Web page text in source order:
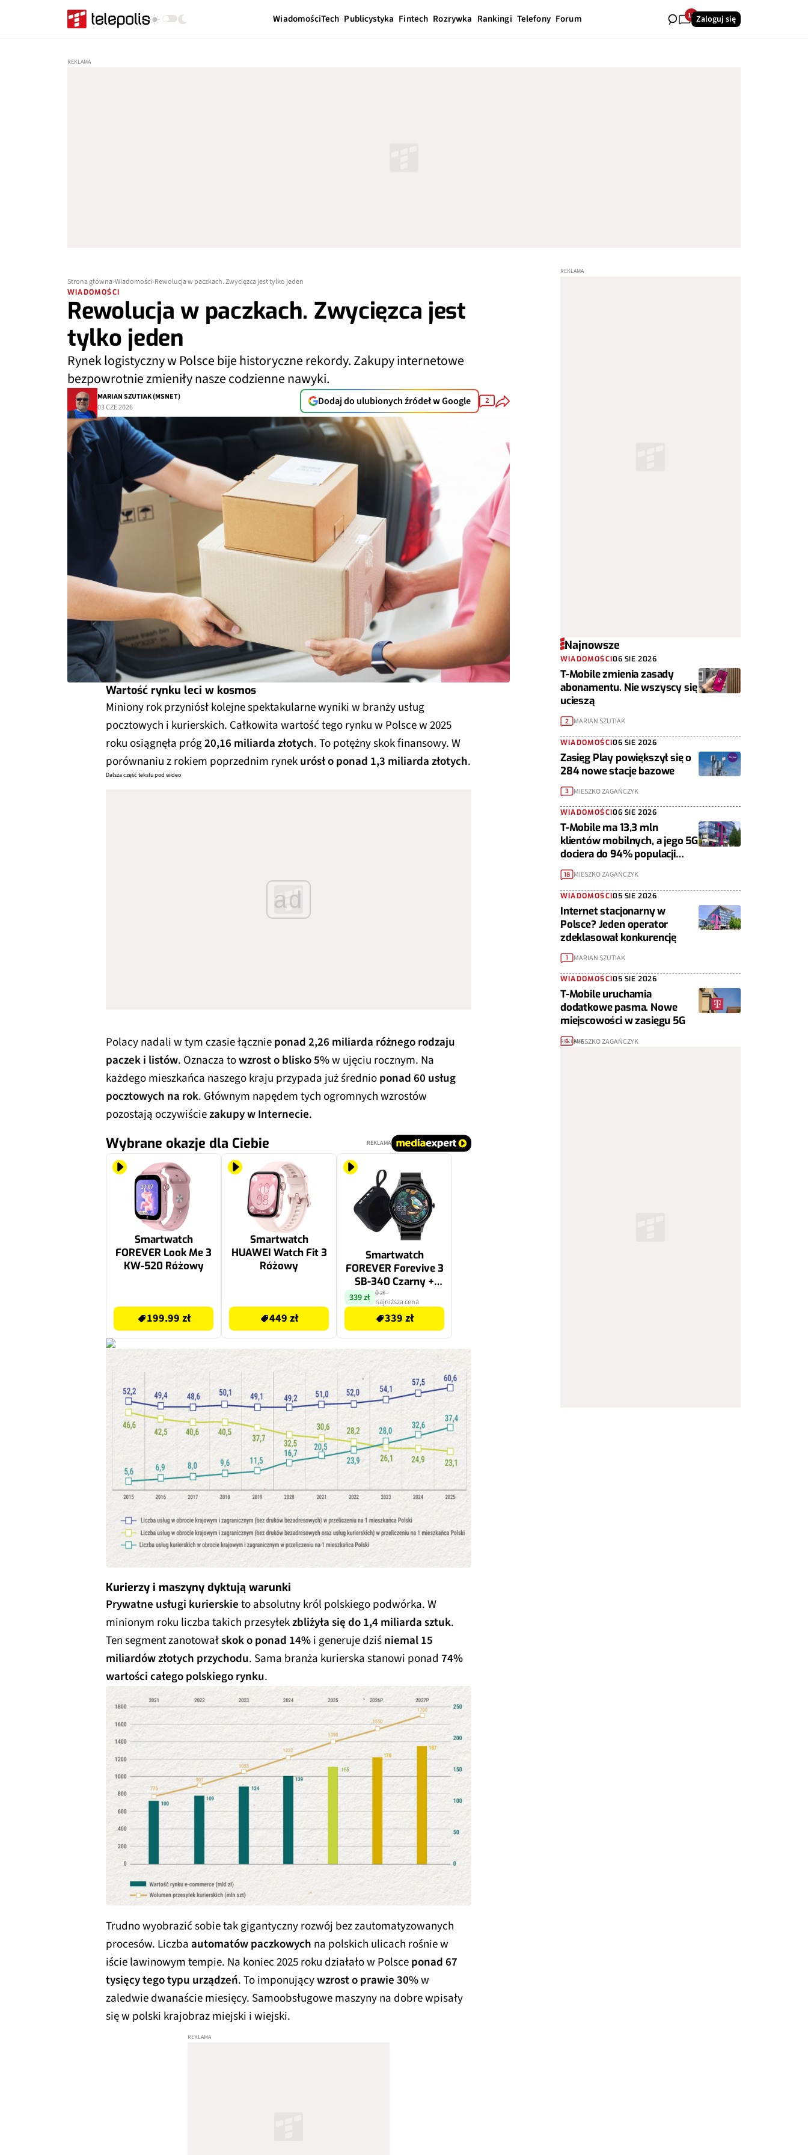
WiadomościTech Publicystyka Fintech Rozrywka Rankingi Telefony Forum 13Zaloguj się
Strona główna Wiadomości Rewolucja w paczkach. Zwycięzca jest tylko jeden
WIADOMOŚCI
Rewolucja w paczkach. Zwycięzca jest
tylko jeden
Rynek logistyczny w Polsce bije historyczne rekordy. Zakupy internetowe
bezpowrotnie zmieniły nasze codzienne nawyki.
MARIAN SZUTIAK (MSNET)
03 CZE 2026
Dodaj do ulubionych źródeł w Google 2
Wartość rynku leci w kosmos
Miniony rok przyniósł kolejne spektakularne wyniki w branży usług
pocztowych i kurierskich. Całkowita wartość tego rynku w Polsce w 2025
roku osiągnęła próg20,16 miliarda złotych. To potężny skok finansowy. W
porównaniu z rokiem poprzednim rynekurósł o ponad 1,3 miliarda złotych.
Dalsza część tekstu pod wideo
ad
Polacy nadali w tym czasie łącznieponad 2,26 miliarda różnego rodzaju
paczek i listów. Oznacza towzrost o blisko 5%w ujęciu rocznym. Na
każdego mieszkańca naszego kraju przypada już średnioponad 60 usług
pocztowych na rok. Głównym napędem tych ogromnych wzrostów
pozostają oczywiściezakupy w Internecie.
Wybrane okazje dla Ciebie REKLAMA
Smartwatch
FOREVER Look Me 3
KW-520 Różowy
199.99 zł
Smartwatch
HUAWEI Watch Fit 3
Różowy
449 zł
Smartwatch
FOREVER Forevive 3
SB-340 Czarny +
głośnik bluetooth
3W
339 zł 0 zł-
najniższa cena
339 zł
Kurierzy i maszyny dyktują warunki
Prywatne usługi kurierskieto absolutny król polskiego podwórka. W
minionym roku liczba takich przesyłekzbliżyła się do 1,4 miliarda sztuk.
Ten segment zanotowałskok o ponad 14%i generuje dziśniemal 15
miliardów złotych przychodu. Sama branża kurierska stanowi ponad 74%
wartości całego polskiego rynku.
Trudno wyobrazić sobie tak gigantyczny rozwój bez zautomatyzowanych
procesów. Liczbaautomatów paczkowych na polskich ulicach rośnie w
iście lawinowym tempie. Na koniec 2025 roku działało w Polsceponad 67
tysięcy tego typu urządzeń. To imponującywzrost o prawie 30%w
zaledwie dwanaście miesięcy. Samoobsługowe maszyny na dobre wpisały
się w polski krajobraz miejski i wiejski.
Najnowsze
WIADOMOŚCI06 SIE 2026
T-Mobile zmienia zasady
abonamentu. Nie wszyscy się
ucieszą
2 MARIAN SZUTIAK
WIADOMOŚCI06 SIE 2026
Zasięg Play powiększył się o
284 nowe stacje bazowe
3 MIESZKO ZAGAŃCZYK
WIADOMOŚCI06 SIE 2026
T-Mobile ma 13,3 mln
klientów mobilnych, a jego 5G
dociera do 94% populacji
Polski
18 MIESZKO ZAGAŃCZYK
WIADOMOŚCI05 SIE 2026
Internet stacjonarny w
Polsce? Jeden operator
zdeklasował konkurencję
1 MARIAN SZUTIAK
WIADOMOŚCI05 SIE 2026
T-Mobile uruchamia
dodatkowe pasma. Nowe
miejscowości w zasięgu 5G
6 MIESZKO ZAGAŃCZYK